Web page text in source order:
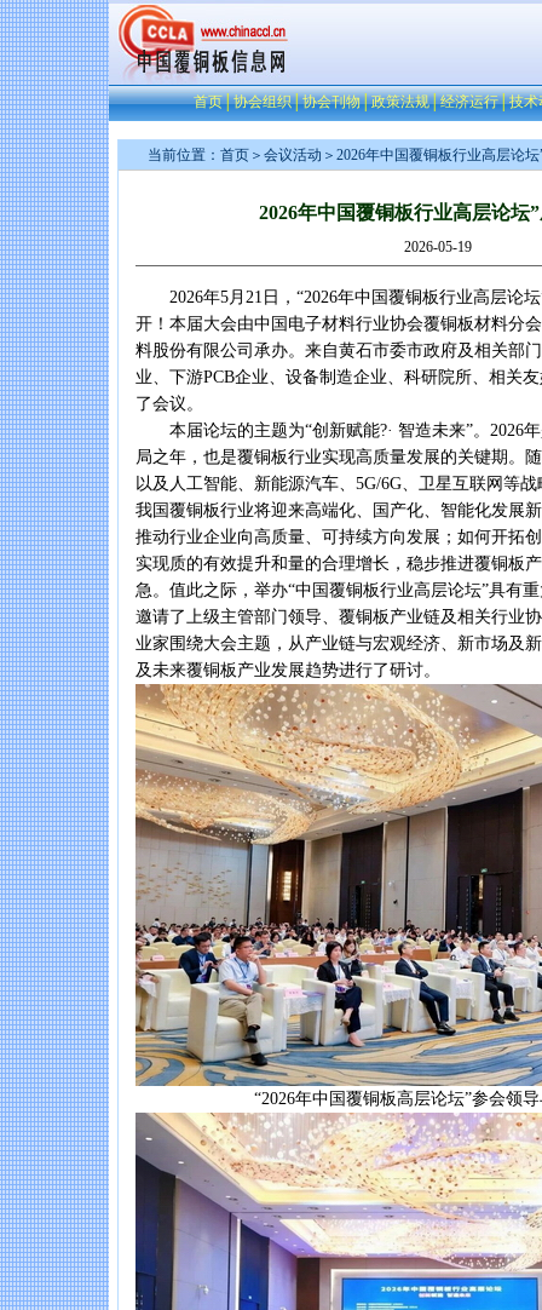
首页│协会组织│协会刊物│政策法规│经济运行│技术
当前位置： 首页 ＞ 会议活动 ＞2026年中国覆铜板行业高层论
2026年中国覆铜板行业高层论坛
2026-05-19
2026年5月21日，“2026年中国覆铜板行业高层论坛
开！本届大会由中国电子材料行业协会覆铜板材料分
料股份有限公司承办。来自黄石市委市政府及相关部
业、下游PCB企业、设备制造企业、科研院所、相关
了会议。
本届论坛的主题为“创新赋能?· 智造未来”。2026年
局之年，也是覆铜板行业实现高质量发展的关键期。
以及人工智能、新能源汽车、5G/6G、卫星互联网等
我国覆铜板行业将迎来高端化、国产化、智能化发展
推动行业企业向高质量、可持续方向发展；如何开拓
实现质的有效提升和量的合理增长，稳步推进覆铜板
急。值此之际，举办“中国覆铜板行业高层论坛”具有
邀请了上级主管部门领导、覆铜板产业链及相关行业
业家围绕大会主题，从产业链与宏观经济、新市场及
及未来覆铜板产业发展趋势进行了研讨。
“2026年中国覆铜板高层论坛”参会领导